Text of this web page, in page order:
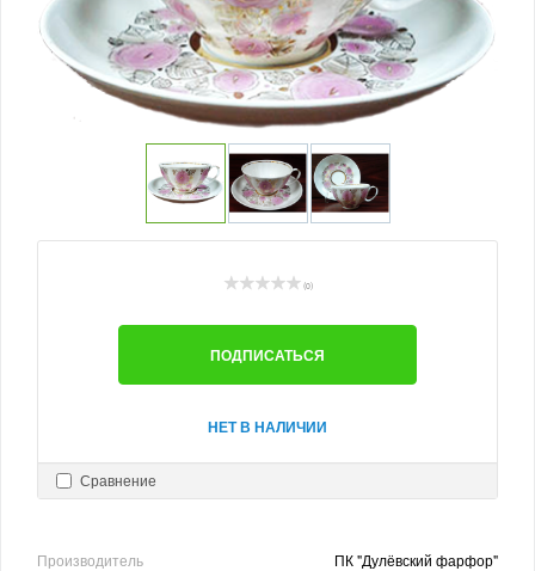
(0)
ПОДПИСАТЬСЯ
НЕТ В НАЛИЧИИ
Сравнение
Производитель
ПК "Дулёвский фарфор"